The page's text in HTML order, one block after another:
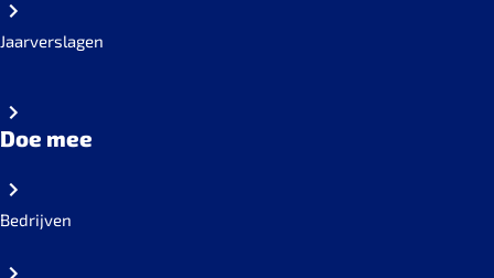
Jaarverslagen
Doe mee
Bedrijven